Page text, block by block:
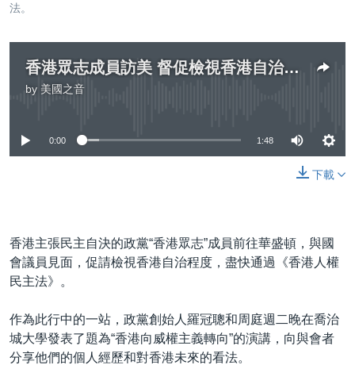
美國專訊
視頻存檔
新聞音頻
海外港人
建國史話
關注我們
其他語言網站
法。
香港眾志成員訪美 督促檢視香港自治程度
by 美國之音
0:00 1:48
下載
香港主張民主自決的政黨“香港眾志”成員前往華盛頓，與國
會議員見面，促請檢視香港自治程度，盡快通過《香港人權
民主法》。
作為此行中的一站，政黨創始人羅冠聰和周庭週二晚在喬治
城大學發表了題為“香港向威權主義轉向”的演講，向與會者
分享他們的個人經歷和對香港未來的看法。